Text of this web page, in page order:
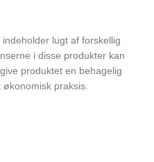
lugt af forskellig
i disse produkter kan
produktet en behagelig
praksis.